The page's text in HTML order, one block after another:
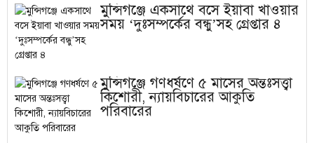
মুন্সিগঞ্জে একসাথে বসে ইয়াবা খাওয়ার
সময় ‘দুঃসম্পর্কের বন্ধু’সহ গ্রেপ্তার ৪
মুন্সিগঞ্জে গণধর্ষণে ৫ মাসের অন্তঃসত্ত্বা
কিশোরী, ন্যায়বিচারের আকুতি
পরিবারের